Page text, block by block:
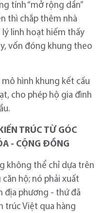
tính “mở rộng dần”
thì chắp thêm nhà
linh hoạt hiếm thấy
vốn đóng khung theo
mô hình khung kết cấu
cho phép hộ gia đình
TRÚC TỪ GÓC
- CỘNG ĐỒNG
không thể chỉ dựa trên
hộ; nó phải xuất
địa phương - thứ đã
trúc Việt qua hàng